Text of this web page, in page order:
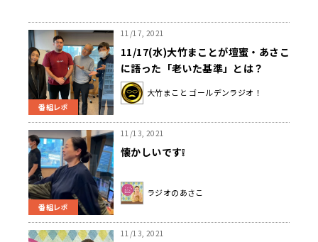
番組レポ
11/17, 2021
11/17(水)大竹まことが壇蜜・あさこ
に語った「老いた基準」とは？
大竹まこと ゴールデンラジオ！
番組レポ
11/13, 2021
懐かしいです❕
ラジオのあさこ
11/13, 2021